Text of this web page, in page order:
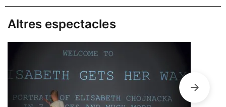
Altres espectacles